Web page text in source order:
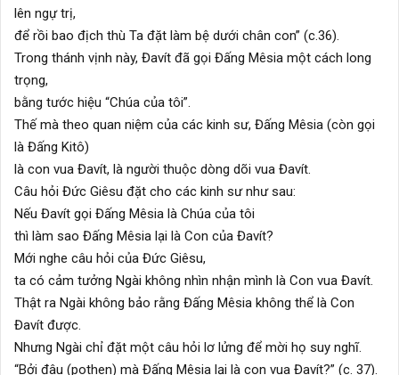
lên ngự trị,
để rồi bao địch thù Ta đặt làm bệ dưới chân con” (c.36).
Trong thánh vịnh này, Đavít đã gọi Đấng Mêsia một cách long
trọng,
bằng tước hiệu “Chúa của tôi”.
Thế mà theo quan niệm của các kinh sư, Đấng Mêsia (còn gọi
là Đấng Kitô)
là con vua Đavít, là người thuộc dòng dõi vua Đavít.
Câu hỏi Đức Giêsu đặt cho các kinh sư như sau:
Nếu Đavít gọi Đấng Mêsia là Chúa của tôi
thì làm sao Đấng Mêsia lại là Con của Đavít?
Mới nghe câu hỏi của Đức Giêsu,
ta có cảm tưởng Ngài không nhìn nhận mình là Con vua Đavít.
Thật ra Ngài không bảo rằng Đấng Mêsia không thể là Con
Đavít được.
Nhưng Ngài chỉ đặt một câu hỏi lơ lửng để mời họ suy nghĩ.
“Bởi đâu (pothen) mà Đấng Mêsia lại là con vua Đavít?” (c. 37).